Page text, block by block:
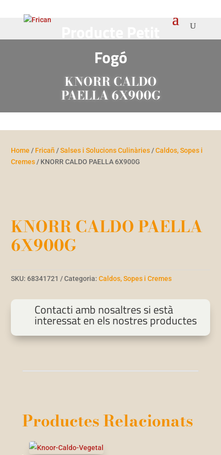
Fogó
KNORR CALDO
PAELLA 6X900G
Home / Fricañ /Salses i Solucions Culinàries /Caldos, Sopes i
Cremes / KNORR CALDO PAELLA 6X900G
KNORR CALDO PAELLA
6X900G
SKU:68341721 Categoria:Caldos, Sopes i Cremes
Contacti amb nosaltres si està
interessat en els nostres productes
Productes Relacionats